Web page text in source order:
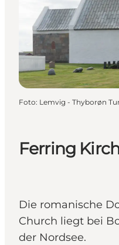
Unterkunft
Mach deine
Ferring
Die romanische
Church liegt bei
der Nordsee.
Foto: Lemvig - Thyborøn